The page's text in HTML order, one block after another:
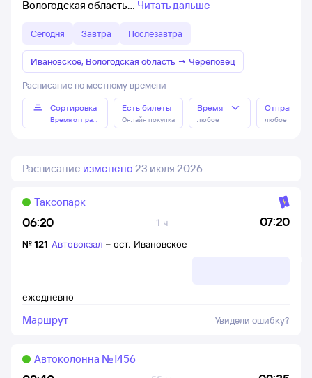
Вологодская область
Читать дальше
Сегодня Завтра Послезавтра
Ивановское, Вологодская область → Череповец
Расписание по местному времени
Сортировка
Время отправления
Есть билеты
Онлайн покупка
Время
любое любое
Расписание изменено 23 июля 2026
06:20 07:20
1 ч
Таксопарк
ежедневно
№121 Автовокзал – ост. Ивановское
Маршрут Увидели ошибку?
Автоколонна №1456